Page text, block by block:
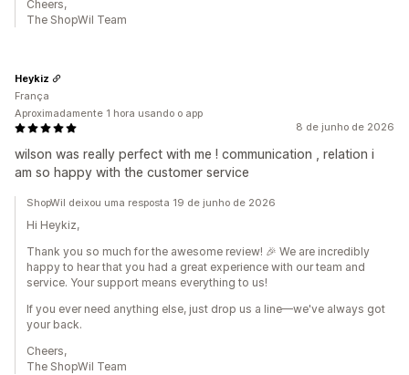
Cheers,
The ShopWil Team
8 de junho de 2026
wilson was really perfect with me ! communication , relation i
am so happy with the customer service
Heykiz
França
Aproximadamente 1 hora usando o app
ShopWil deixou uma resposta 19 de junho de 2026
Hi Heykiz,
Thank you so much for the awesome review! 🎉 We are incredibly
happy to hear that you had a great experience with our team and
service. Your support means everything to us!
If you ever need anything else, just drop us a line—we've always got
your back.
Cheers,
The ShopWil Team